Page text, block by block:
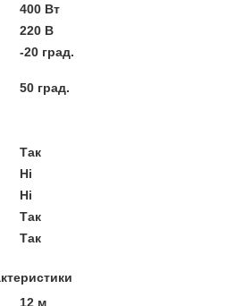
400 Вт
220 В
-20 град.
50 град.
Так
Ні
Ні
Так
Так
12 м